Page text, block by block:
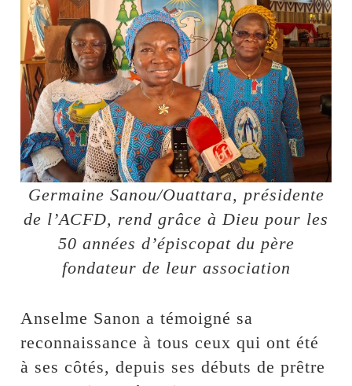
Germaine Sanou/Ouattara, présidente
de l’ACFD, rend grâce à Dieu pour les
50 années d’épiscopat du père
fondateur de leur association
Anselme Sanon a témoigné sa
reconnaissance à tous ceux qui ont été
à ses côtés, depuis ses débuts de prêtre